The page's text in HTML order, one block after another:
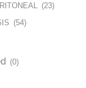
(23)
(54)
(0)